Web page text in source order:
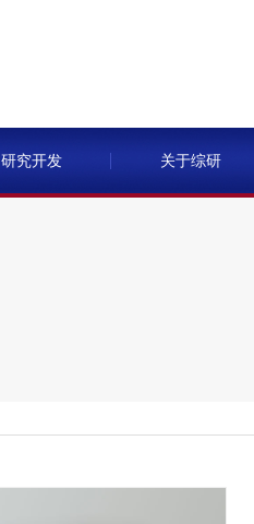
研究开发 关于综研